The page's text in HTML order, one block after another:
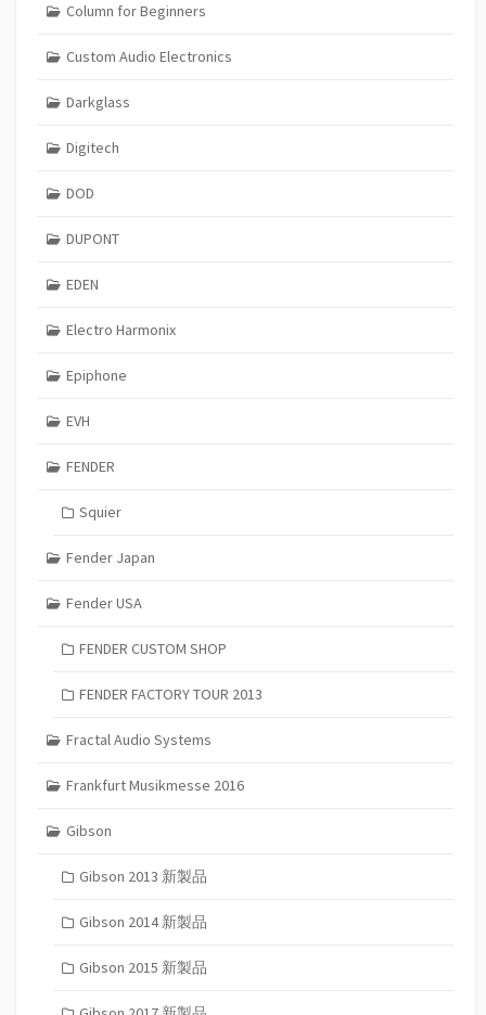
Column for Beginners
Custom Audio Electronics
Darkglass
Digitech
DOD
DUPONT
EDEN
Electro Harmonix
Epiphone
EVH
FENDER
Squier
Fender Japan
Fender USA
FENDER CUSTOM SHOP
FENDER FACTORY TOUR 2013
Fractal Audio Systems
Frankfurt Musikmesse 2016
Gibson
Gibson 2013 新製品
Gibson 2014 新製品
Gibson 2015 新製品